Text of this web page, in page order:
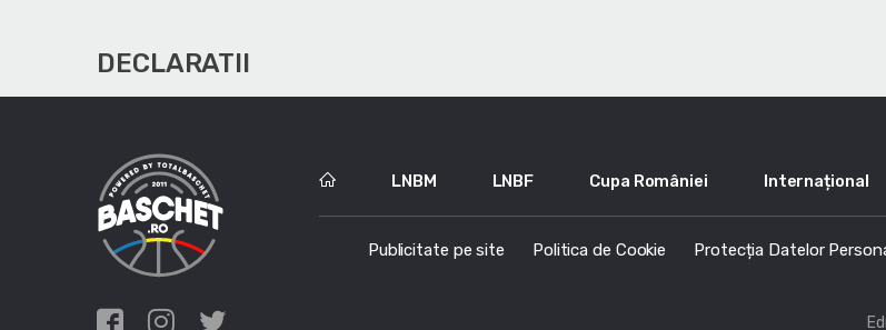
DECLARATII
LNBM LNBF Cupa României Internațional
Publicitate pe site Politica de Cookie Protecția Datelor